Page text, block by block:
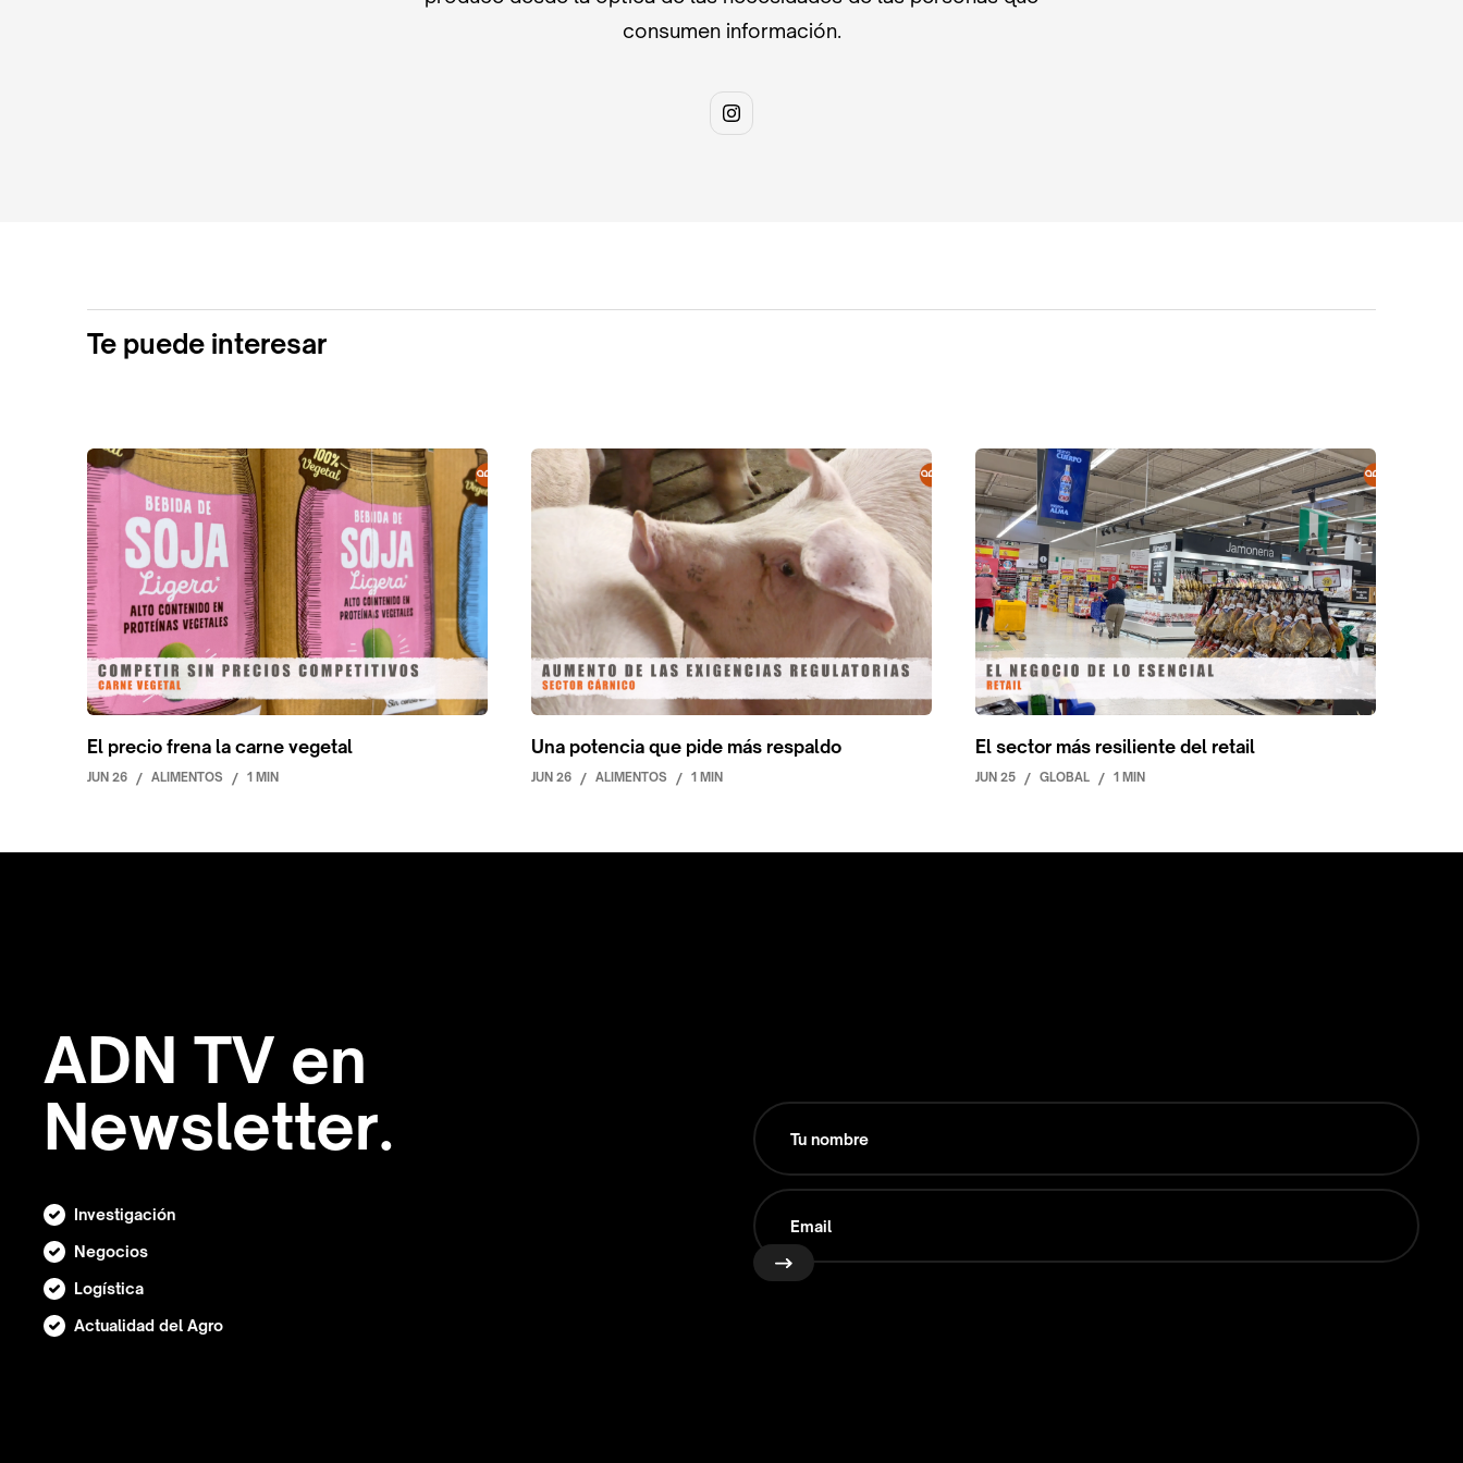
consumen información.
Te puede interesar
El precio frena la carne vegetal
JUN 26 / ALIMENTOS / 1 MIN
Una potencia que pide más respaldo
JUN 26 / ALIMENTOS / 1 MIN
El sector más resiliente del retail
JUN 25 / GLOBAL / 1 MIN
ADN TV en
Newsletter.
Investigación
Negocios
Logística
Actualidad del Agro